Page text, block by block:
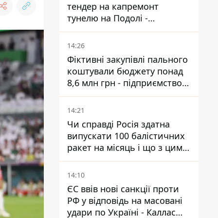
тендер на капремонт
тунелю на Подолі -
триватиме майже два роки
14:26
Фіктивні закупівлі пального
коштували бюджету понад
8,6 млн грн - підприємство
відшкодувало збитки
14:21
Чи справді Росія здатна
випускати 100 балістичних
ракет на місяць і що з цим
робити
14:10
ЄС ввів нові санкції проти
РФ у відповідь на масовані
удари по Україні - Каллас